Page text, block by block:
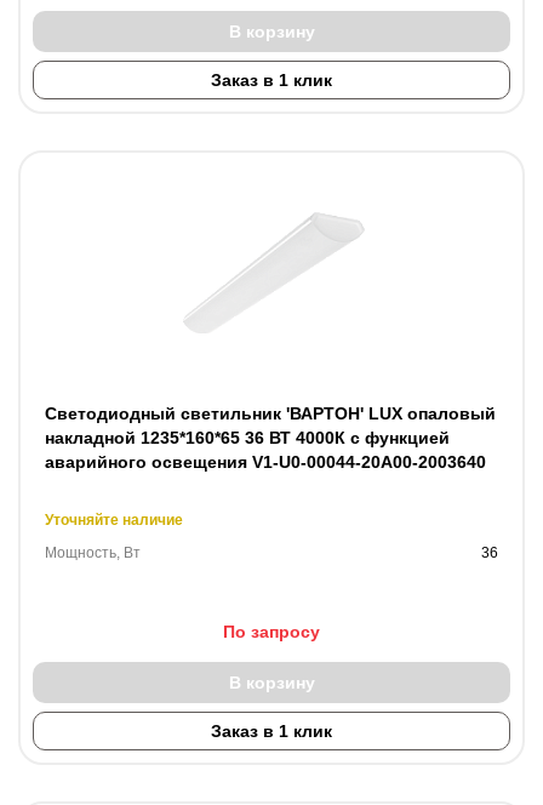
В корзину
Заказ в 1 клик
Светодиодный светильник 'ВАРТОН' LUX опаловый
накладной 1235*160*65 36 ВТ 4000К с функцией
аварийного освещения V1-U0-00044-20A00-2003640
Уточняйте наличие
Мощность, Вт
36
По запросу
В корзину
Заказ в 1 клик